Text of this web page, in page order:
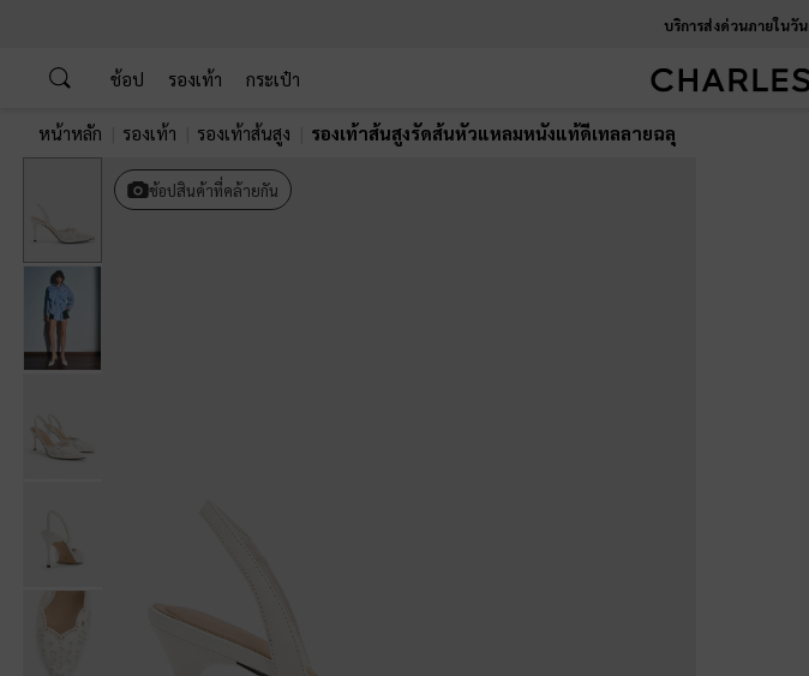
บริการส่งด่วนภายในวัน
ช้อป รองเท้า กระเป๋า
หน้าหลัก รองเท้า รองเท้าส้นสูง รองเท้าส้นสูงรัดส้นหัวแหลมหนังแท้ดีเทลลายฉลุ
ช้อปสินค้าที่คล้ายกัน